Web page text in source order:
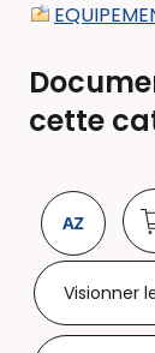
cette
Visionner